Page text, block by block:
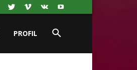
PROFIL